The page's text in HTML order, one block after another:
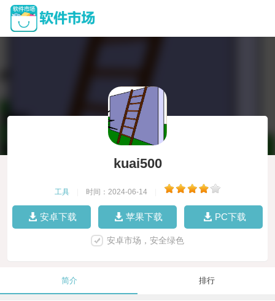
kuai500
工具 时间：2024-06-14
安卓下载 苹果下载 PC下载
安卓市场，安全绿色
简介 排行